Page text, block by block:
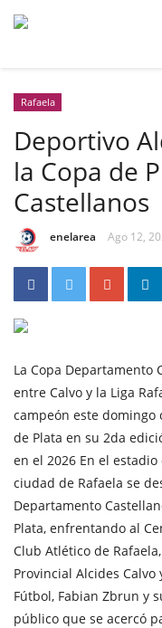
Rafaela
Deportivo
la Copa de
Castellanos
enelarea Ago 12,
La Copa Departamento
entre Calvo y la Liga
campeón este domingo
de Plata en su 2da
en el 2026 En el
ciudad de Rafaela se
Departamento
Plata, enfrentando al
Club Atlético de
Provincial Alcides
Fútbol, Fabian Zbrun y
público que se acercó